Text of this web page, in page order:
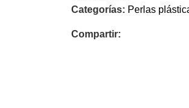
Categorías: Perlas
Compartir: